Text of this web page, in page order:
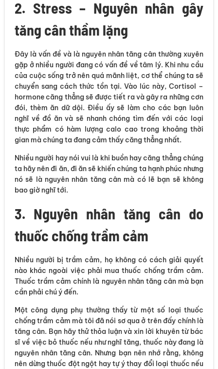
2. Stress – Nguyên nhân gây
tăng cân thầm lặng
Đây là vấn đề và là nguyên nhân tăng cân thường xuyên
gặp ở nhiều người đang có vấn đề về tâm lý. Khi nhu cầu
của cuộc sống trở nên quá mãnh liệt, cơ thể chúng ta sẽ
chuyển sang cách thức tồn tại. Vào lúc này, Cortisol –
hormone căng thẳng sẽ được tiết ra và gây ra những cơn
đói, thèm ăn dữ dội. Điều ấy sẽ làm cho các bạn luôn
nghĩ về đồ ăn và sẽ nhanh chóng tìm đến với các loại
thực phẩm có hàm lượng calo cao trong khoảng thời
gian mà chúng ta đang cảm thấy căng thẳng nhất.
Nhiều người hay nói vui là khi buồn hay căng thẳng chúng
ta hãy nên đi ăn, đi ăn sẽ khiến chúng ta hạnh phúc nhưng
nó sẽ là nguyên nhân tăng cân mà có lẽ bạn sẽ không
bao giờ nghĩ tới.
3. Nguyên nhân tăng cân do
thuốc chống trầm cảm
Nhiều người bị trầm cảm, họ không có cách giải quyết
nào khác ngoài việc phải mua thuốc chống trầm cảm.
Thuốc trầm cảm chính là nguyên nhân tăng cân mà bạn
cần phải chú ý đến.
Một công dụng phụ thường thấy từ một số loại thuốc
chống trầm cảm mà tôi đã nói sơ qua ở trên đấy chính là
tăng cân. Bạn hãy thử thỏa luận và xin lời khuyên từ bác
sĩ về việc bỏ thuốc nếu như nghĩ tăng, thuốc này đang là
nguyên nhân tăng cân. Nhưng bạn nên nhớ rằng, không
nên dừng thuốc đột ngột hay tự ý thay đổi loại thuốc nếu